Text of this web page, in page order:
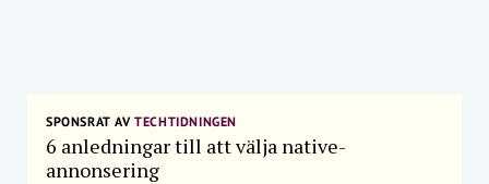
SPONSRAT AVTECHTIDNINGEN
6 anledningar till att välja native-
annonsering